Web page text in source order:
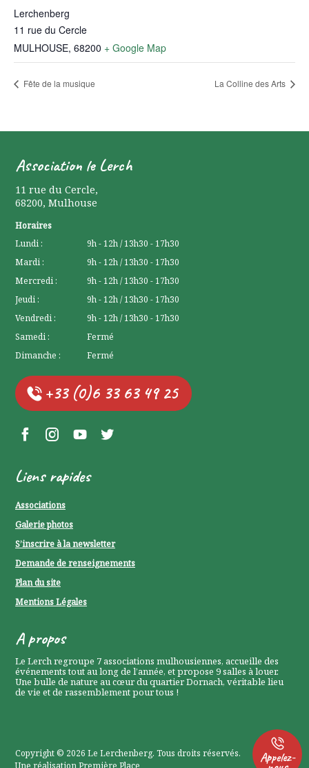
Lerchenberg
11 rue du Cercle
MULHOUSE, 68200 + Google Map
Fête de la musique La Colline des Arts
Association le Lerch
11 rue du Cercle,
68200, Mulhouse
Horaires
Lundi :
9h - 12h / 13h30 - 17h30
Mardi :
9h - 12h / 13h30 - 17h30
Mercredi :
9h - 12h / 13h30 - 17h30
Jeudi :
9h - 12h / 13h30 - 17h30
Vendredi :
9h - 12h / 13h30 - 17h30
Samedi :
Fermé
Dimanche :
Fermé
+33 (0)6 33 63 49 25
Facebook Lerchenberg
Instagram Lerchenberg
YouTube Lerchenberg
Twitter Lerchenberg
Liens rapides
Associations
Galerie photos
S’inscrire à la newsletter
Demande de renseignements
Plan du site
Mentions Légales
A propos
Le Lerch regroupe 7 associations mulhousiennes, accueille des
événements tout au long de l’année, et propose 9 salles à louer.
Une bulle de nature au cœur du quartier Dornach, véritable lieu
de vie et de rassemblement pour tous !
Copyright © 2026 Le Lerchenberg. Tous droits réservés.
Une réalisation Première Place
Appelez-